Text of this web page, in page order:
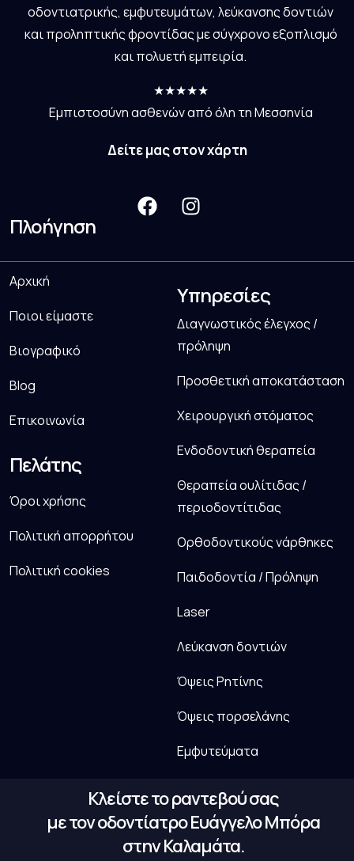
οδοντιατρικής, εμφυτευμάτων, λεύκανσης δοντιών
και προληπτικής φροντίδας με σύγχρονο εξοπλισμό
και πολυετή εμπειρία.
★★★★★
Εμπιστοσύνη ασθενών από όλη τη Μεσσηνία
Δείτε μας στον χάρτη
Πλοήγηση
Αρχική
Ποιοι είμαστε
Βιογραφικό
Blog
Επικοινωνία
Πελάτης
Όροι χρήσης
Πολιτική απορρήτου
Πολιτική cookies
Υπηρεσίες
Διαγνωστικός έλεγχος /
πρόληψη
Προσθετική αποκατάσταση
Χειρουργική στόματος
Ενδοδοντική θεραπεία
Θεραπεία ουλίτιδας /
περιοδοντίτιδας
Ορθοδοντικούς νάρθηκες
Παιδοδοντία / Πρόληψη
Laser
Λεύκανση δοντιών
Όψεις Ρητίνης
Όψεις πορσελάνης
Εμφυτεύματα
Κλείστε το ραντεβού σας
με τον οδοντίατρο Ευάγγελο Μπόρα
στην Καλαμάτα.